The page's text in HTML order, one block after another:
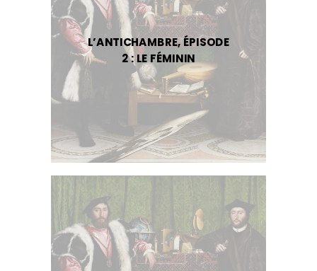
L’ANTICHAMBRE, ÉPISODE
2 : LE FÉMININ